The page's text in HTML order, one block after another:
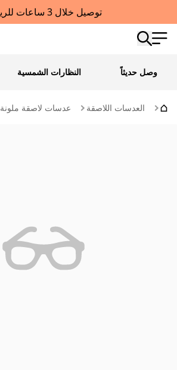
توصيل خلال 3 ساعات للرياض
وصل حديثاً النظارات الشمسية
العدسات اللاصقة عدسات لاصقة ملونة